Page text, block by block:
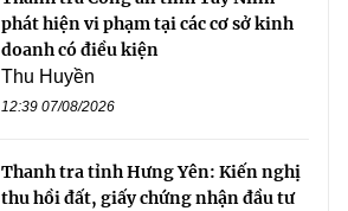
phát hiện vi phạm tại các cơ sở kinh
doanh có điều kiện
Thu Huyền
12:39 07/08/2026
Thanh tra tỉnh Hưng Yên: Kiến nghị
thu hồi đất, giấy chứng nhận đầu tư